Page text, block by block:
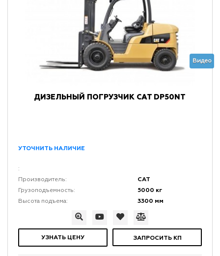
Видео
ДИЗЕЛЬНЫЙ ПОГРУЗЧИК CAT DP50NT
УТОЧНИТЬ НАЛИЧИЕ
:
Производитель:
CAT
Грузоподъемность: 5000 кг
Высота подъема: 3300 мм
УЗНАТЬ ЦЕНУ ЗАПРОСИТЬ КП